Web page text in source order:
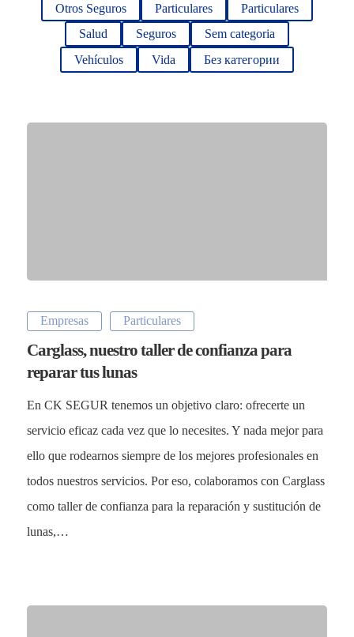
Otros Seguros
Particulares
Particulares
Salud
Seguros
Sem categoria
Vehículos
Vida Без категории
Empresas Particulares
Carglass, nuestro taller de confianza para
reparar tus lunas
En CK SEGUR tenemos un objetivo claro: ofrecerte un
servicio eficaz cada vez que lo necesites. Y nada mejor para
ello que rodearnos siempre de los mejores profesionales en
todos nuestros servicios. Por eso, colaboramos con Carglass
como taller de confianza para la reparación y sustitución de
lunas,…